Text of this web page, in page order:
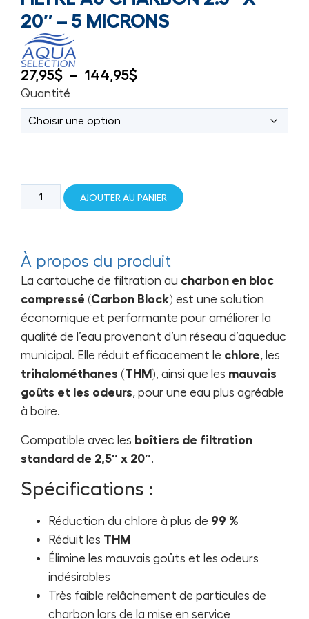
20″ – 5 MICRONS
27,95$ – 144,95$
Quantité
AJOUTER AU PANIER
À propos du produit
La cartouche de filtration au charbon en bloc
compressé (Carbon Block) est une solution
économique et performante pour améliorer la
qualité de l’eau provenant d’un réseau d’aqueduc
municipal. Elle réduit efficacement le chlore, les
trihalométhanes (THM), ainsi que les mauvais
goûts et les odeurs, pour une eau plus agréable
à boire.
Compatible avec les boîtiers de filtration
standard de 2,5″ x 20″.
Spécifications :
Réduction du chlore à plus de 99 %
Réduit les THM
Élimine les mauvais goûts et les odeurs
indésirables
Très faible relâchement de particules de
charbon lors de la mise en service